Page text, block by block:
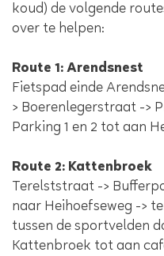
koud) de volgende
over te helpen:
Route 1: Arendsnest
Fietspad einde
> Boerenlegerstraat ->
Parking 1 en 2 tot aan
Route 2: Kattenbroek
Terelststraat ->
naar Heihoefseweg ->
tussen de sportvelden
Kattenbroek tot aan